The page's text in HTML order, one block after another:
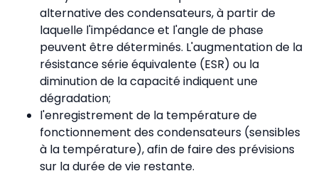
alternative des condensateurs, à partir de
laquelle l'impédance et l'angle de phase
peuvent être déterminés. L'augmentation de la
résistance série équivalente (ESR) ou la
diminution de la capacité indiquent une
dégradation;
l'enregistrement de la température de
fonctionnement des condensateurs (sensibles
à la température), afin de faire des prévisions
sur la durée de vie restante.